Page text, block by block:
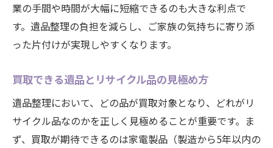
業の手間や時間が大幅に短縮できるのも大きな利点で
す。遺品整理の負担を減らし、ご家族の気持ちに寄り添
った片付けが実現しやすくなります。
買取できる遺品とリサイクル品の見極め方
遺品整理において、どの品が買取対象となり、どれがリ
サイクル品なのかを正しく見極めることが重要です。ま
ず、買取が期待できるのは家電製品（製造から5年以内の